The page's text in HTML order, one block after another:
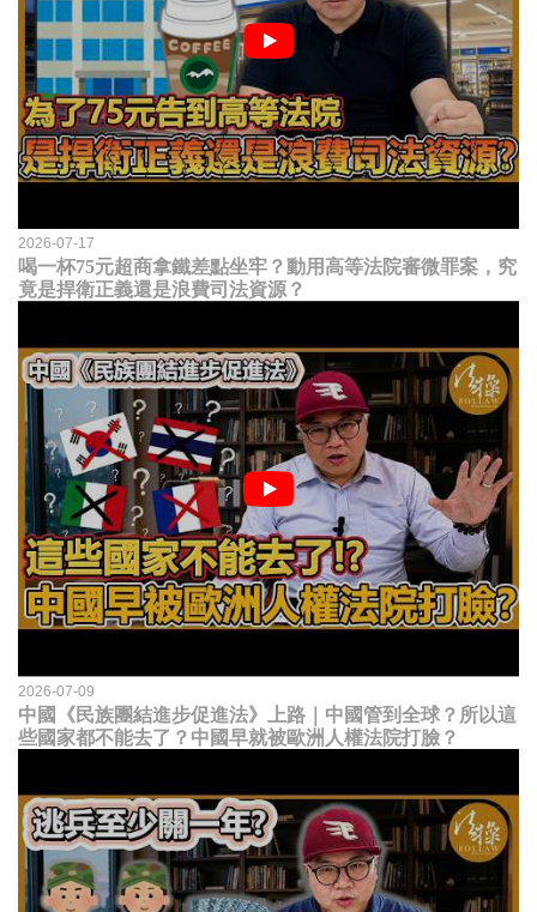
2026-07-17
喝一杯75元超商拿鐵差點坐牢？動用高等法院審微罪案，究
竟是捍衛正義還是浪費司法資源？
2026-07-09
中國《民族團結進步促進法》上路｜中國管到全球？所以這
些國家都不能去了？中國早就被歐洲人權法院打臉？